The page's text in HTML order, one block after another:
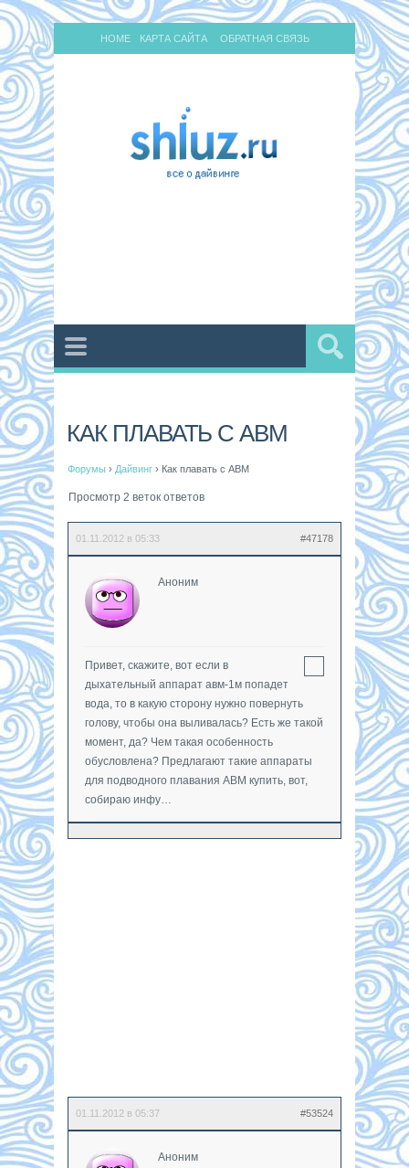
HOME КАРТА САЙТА ОБРАТНАЯ СВЯЗЬ
КАК ПЛАВАТЬ С АВМ
Форумы › Дайвинг › Как плавать с АВМ
Просмотр 2 веток ответов
01.11.2012 в 05:33 #47178
Аноним
Привет, скажите, вот если в
дыхательный аппарат авм-1м попадет
вода, то в какую сторону нужно повернуть
голову, чтобы она выливалась? Есть же такой
момент, да? Чем такая особенность
обусловлена? Предлагают такие аппараты
для подводного плавания АВМ купить, вот,
собираю инфу…
01.11.2012 в 05:37 #53524
Аноним